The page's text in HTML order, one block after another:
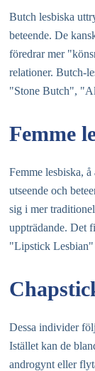
Butch lesbiska
beteende. De
föredrar mer
relationer. Butch-
"Stone Butch",
Femme
Femme lesbiska,
utseende och
sig i mer
uppträdande. Det
"Lipstick
Dessa individer
Istället kan de
androgynt eller